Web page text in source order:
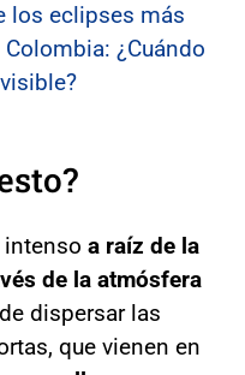
los eclipses más
¿Cuándo
intenso a raíz de la
de la atmósfera
dispersar las
que vienen en